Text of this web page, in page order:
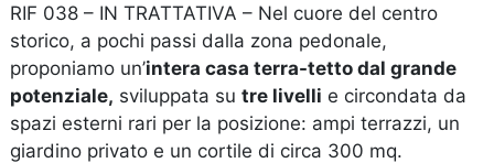
RIF 038 – IN TRATTATIVA – Nel cuore del centro
storico, a pochi passi dalla zona pedonale,
proponiamo un’intera casa terra-tetto dal grande
potenziale, sviluppata sutre livelli e circondata da
spazi esterni rari per la posizione: ampi terrazzi, un
giardino privato e un cortile di circa 300 mq.